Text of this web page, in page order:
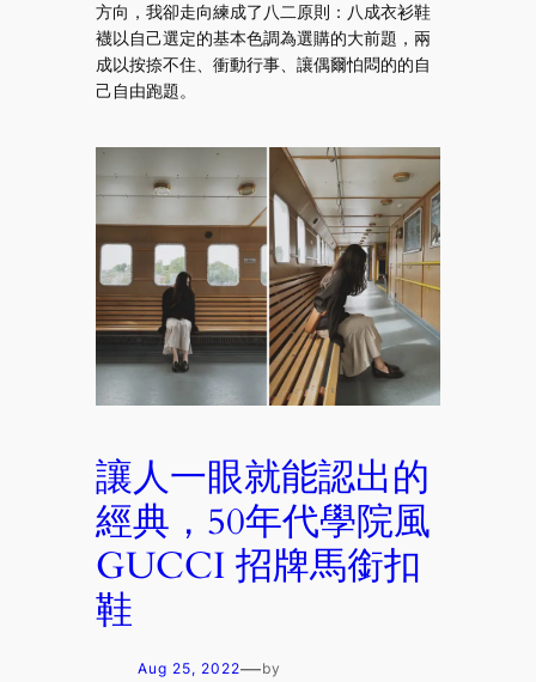
方向，我卻走向練成了八二原則：八成衣衫鞋
襪以自己選定的基本色調為選購的大前題，兩
成以按捺不住、衝動行事、讓偶爾怕悶的的自
己自由跑題。
讓人一眼就能認出的
經典，50年代學院風
GUCCI 招牌馬銜扣
鞋
Aug 25, 2022—by